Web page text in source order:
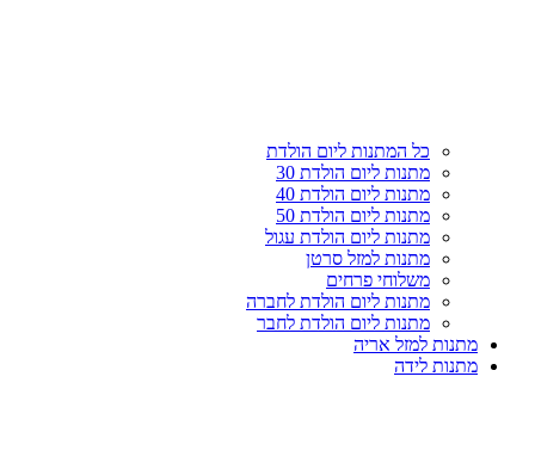
כל המתנות ליום הולדת
מתנות ליום הולדת 30
מתנות ליום הולדת 40
מתנות ליום הולדת 50
מתנות ליום הולדת עגול
מתנות למזל סרטן
משלוחי פרחים
מתנות ליום הולדת לחברה
מתנות ליום הולדת לחבר
מתנות למזל אריה
מתנות לידה